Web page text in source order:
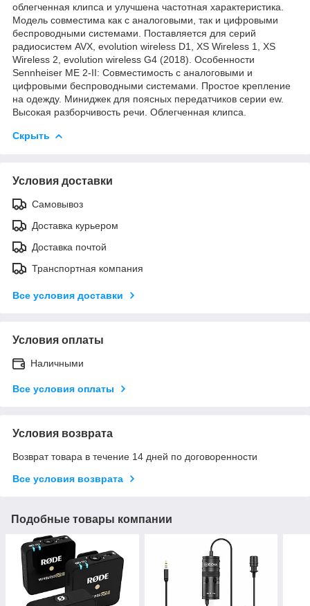
облегченная клипса и улучшена частотная характеристика.
Модель совместима как с аналоговыми, так и цифровыми
беспроводными системами. Поставляется для серий
радиосистем AVX, evolution wireless D1, XS Wireless 1, XS
Wireless 2, evolution wireless G4 (2018). Особенности
Sennheiser ME 2-II: Совместимость c аналоговыми и
цифровыми беспроводными системами. Простое крепление
на одежду. Миниджек для поясных передатчиков серии ew.
Высокая разборчивость речи. Облегченная клипса.
Скрыть
Условия доставки
Самовывоз
Доставка курьером
Доставка почтой
Транспортная компания
Все условия доставки
Условия оплаты
Наличными
Все условия оплаты
Условия возврата
Возврат товара в течение 14 дней по договоренности
Все условия возврата
Подобные товары компании